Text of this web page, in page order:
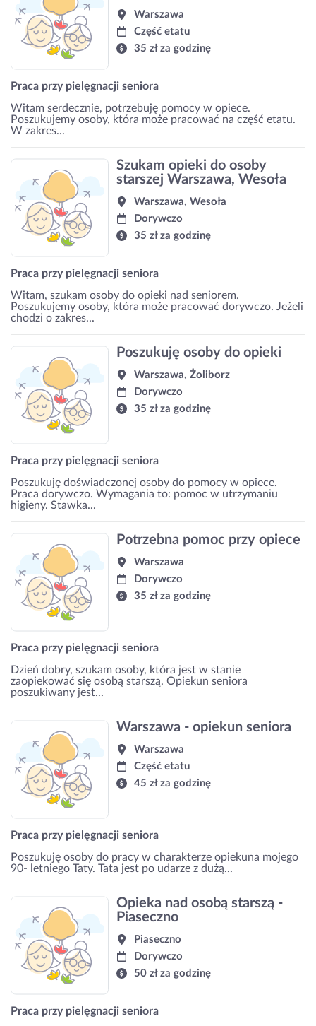
Warszawa
Część etatu
35 zł za godzinę
Praca przy pielęgnacji seniora
Witam serdecznie, potrzebuję pomocy w opiece.
Poszukujemy osoby, która może pracować na część etatu.
W zakres...
Szukam opieki do osoby
starszej Warszawa, Wesoła
Warszawa, Wesoła
Dorywczo
35 zł za godzinę
Praca przy pielęgnacji seniora
Witam, szukam osoby do opieki nad seniorem.
Poszukujemy osoby, która może pracować dorywczo. Jeżeli
chodzi o zakres...
Poszukuję osoby do opieki
Warszawa, Żoliborz
Dorywczo
35 zł za godzinę
Praca przy pielęgnacji seniora
Poszukuję doświadczonej osoby do pomocy w opiece.
Praca dorywczo. Wymagania to: pomoc w utrzymaniu
higieny. Stawka...
Potrzebna pomoc przy opiece
Warszawa
Dorywczo
35 zł za godzinę
Praca przy pielęgnacji seniora
Dzień dobry, szukam osoby, która jest w stanie
zaopiekować się osobą starszą. Opiekun seniora
poszukiwany jest...
Warszawa - opiekun seniora
Warszawa
Część etatu
45 zł za godzinę
Praca przy pielęgnacji seniora
Poszukuję osoby do pracy w charakterze opiekuna mojego
90- letniego Taty. Tata jest po udarze z dużą...
Opieka nad osobą starszą -
Piaseczno
Piaseczno
Dorywczo
50 zł za godzinę
Praca przy pielęgnacji seniora